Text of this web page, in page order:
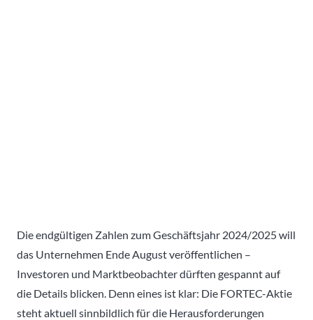
Die endgültigen Zahlen zum Geschäftsjahr 2024/2025 will
das Unternehmen Ende August veröffentlichen –
Investoren und Marktbeobachter dürften gespannt auf
die Details blicken. Denn eines ist klar: Die FORTEC-Aktie
steht aktuell sinnbildlich für die Herausforderungen